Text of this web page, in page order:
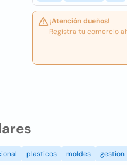
¡Atención dueños!
Registra tu comercio
plasticos moldes gestion